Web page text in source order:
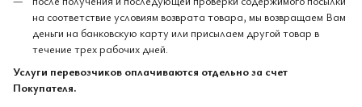
на соответствие условиям возврата товара, мы возвращаем Вам
деньги на банковскую карту или присылаем другой товар в
течение трех рабочих дней.
Услуги перевозчиков оплачиваются отдельно за счет
Покупателя.